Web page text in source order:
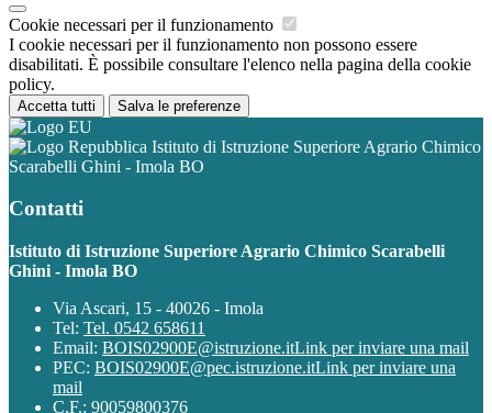
Cookie necessari per il funzionamento
I cookie necessari per il funzionamento non possono essere
disabilitati. È possibile consultare l'elenco nella pagina della cookie
policy.
Accetta tutti Salva le preferenze
Istituto di Istruzione Superiore Agrario Chimico
Scarabelli Ghini - Imola BO
Contatti
Istituto di Istruzione Superiore Agrario Chimico Scarabelli
Ghini - Imola BO
Via Ascari, 15 - 40026 - Imola
Tel: Tel. 0542 658611
Email: BOIS02900E@istruzione.itLink per inviare una mail
PEC: BOIS02900E@pec.istruzione.itLink per inviare una
mail
C.F.: 90059800376